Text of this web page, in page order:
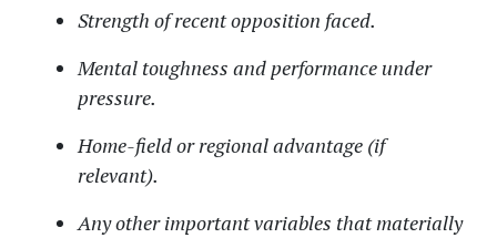
Strength of recent opposition faced.
Mental toughness and performance under
pressure.
Home-field or regional advantage (if
relevant).
Any other important variables that materially